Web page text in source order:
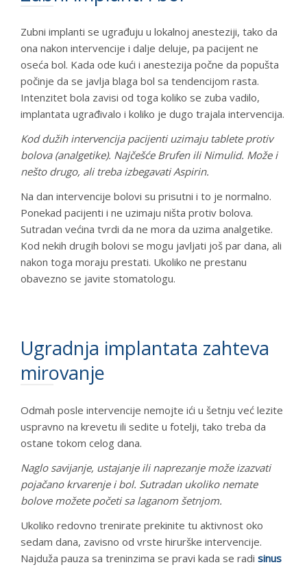
Zubni implanti se ugrađuju u lokalnoj anesteziji, tako da
ona nakon intervencije i dalje deluje, pa pacijent ne
oseća bol. Kada ode kući i anestezija počne da popušta
počinje da se javlja blaga bol sa tendencijom rasta.
Intenzitet bola zavisi od toga koliko se zuba vadilo,
implantata ugrađivalo i koliko je dugo trajala intervencija.
Kod dužih intervencija pacijenti uzimaju tablete protiv
bolova (analgetike). Najčešće Brufen ili Nimulid. Može i
nešto drugo, ali treba izbegavati Aspirin.
Na dan intervencije bolovi su prisutni i to je normalno.
Ponekad pacijenti i ne uzimaju ništa protiv bolova.
Sutradan većina tvrdi da ne mora da uzima analgetike.
Kod nekih drugih bolovi se mogu javljati još par dana, ali
nakon toga moraju prestati. Ukoliko ne prestanu
obavezno se javite stomatologu.
Ugradnja implantata zahteva
mirovanje
Odmah posle intervencije nemojte ići u šetnju već lezite
uspravno na krevetu ili sedite u fotelji, tako treba da
ostane tokom celog dana.
Naglo savijanje, ustajanje ili naprezanje može izazvati
pojačano krvarenje i bol. Sutradan ukoliko nemate
bolove možete početi sa laganom šetnjom.
Ukoliko redovno trenirate prekinite tu aktivnost oko
sedam dana, zavisno od vrste hirurške intervencije.
Najduža pauza sa treninzima se pravi kada se radi sinus